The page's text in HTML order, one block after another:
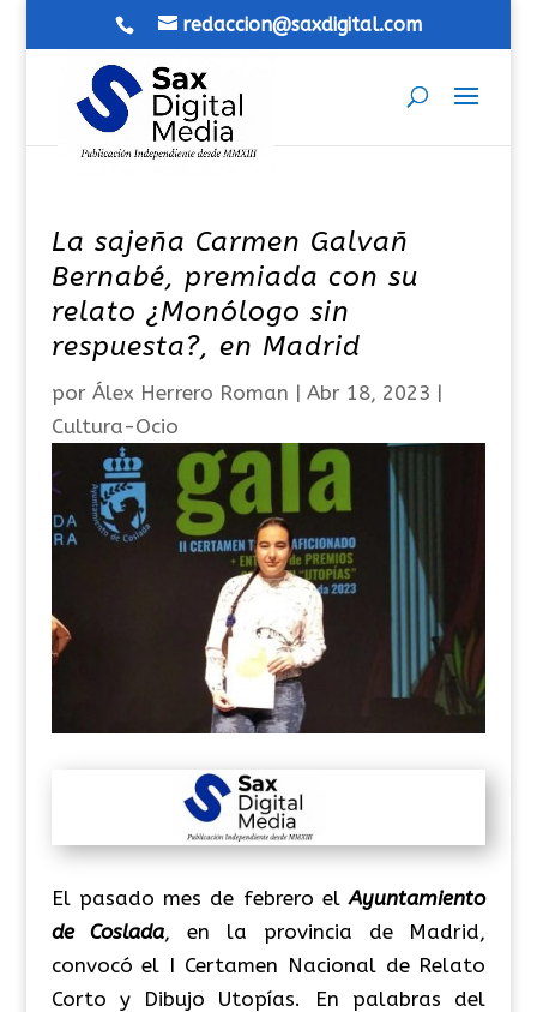
redaccion@saxdigital.com
La sajeña Carmen Galvañ
Bernabé, premiada con su
relato ¿Monólogo sin
respuesta?, en Madrid
por Álex Herrero Roman | Abr 18, 2023 |
Cultura-Ocio
El pasado mes de febrero elAyuntamiento
de Coslada, en la provincia de Madrid,
convocó el I Certamen Nacional de Relato
Corto y Dibujo Utopías. En palabras del